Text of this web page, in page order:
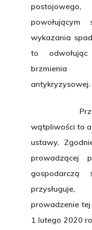
wykazania
to
brzmienia
antykryzysowej.
Przepis
wątpliwości to
ustawy.
prowadzącej
gospodarczą
prowadzenie tej
1 lutego 2020